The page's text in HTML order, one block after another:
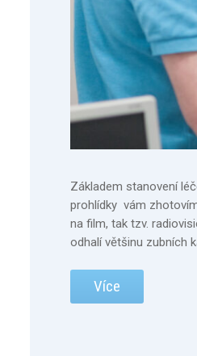
Základem stanovení
prohlídky vám
na film, tak tzv.
odhalí většinu zubních
Více